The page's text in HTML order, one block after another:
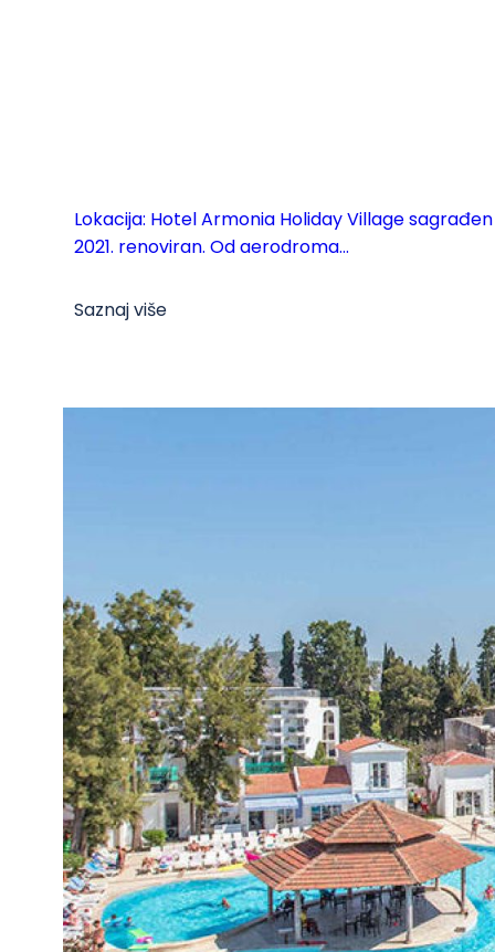
Lokacija: Hotel Armonia Holiday Village
2021. renoviran. Od aerodroma...
Saznaj više